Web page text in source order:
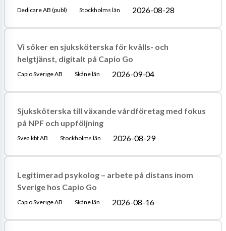
Dedicare AB (publ) Stockholms län 2026-08-28
Vi söker en sjuksköterska för kvälls- och
helgtjänst, digitalt på Capio Go
Capio Sverige AB Skåne län 2026-09-04
Sjuksköterska till växande vårdföretag med fokus
på NPF och uppföljning
Svea kbt AB Stockholms län 2026-08-29
Legitimerad psykolog – arbete på distans inom
Sverige hos Capio Go
Capio Sverige AB Skåne län 2026-08-16